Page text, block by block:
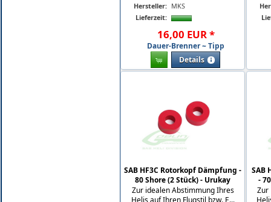
Hersteller: MKS
Lieferzeit:
16,00 EUR*
Dauer-Brenner ~ Tipp
Details
SAB HF3C Rotorkopf Dämpfung -
80 Shore (2 Stück) - Urukay
Zur idealen Abstimmung Ihres
SAB
-
Zur